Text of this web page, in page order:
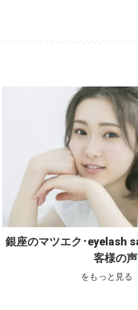
銀座のマツエク･eyelash
客様の声
をもっと見